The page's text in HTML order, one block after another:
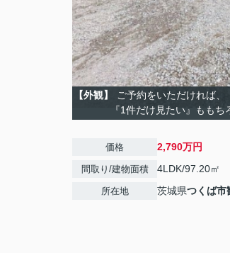
【外観】
ご予約をいただければ、
『1件だけ見たい』もも
価格 2,790万円
間取り/建物面積 4LDK/97.20㎡
所在地 茨城県つくば市